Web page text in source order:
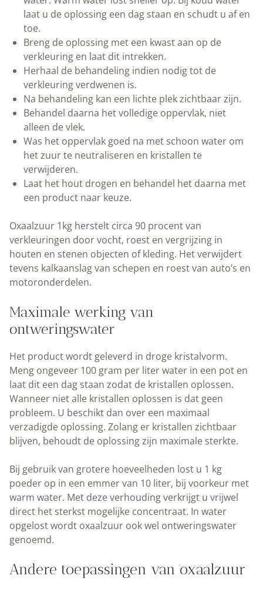
laat u de oplossing een dag staan en schudt u af en
toe.
Breng de oplossing met een kwast aan op de
verkleuring en laat dit intrekken.
Herhaal de behandeling indien nodig tot de
verkleuring verdwenen is.
Na behandeling kan een lichte plek zichtbaar zijn.
Behandel daarna het volledige oppervlak, niet
alleen de vlek.
Was het oppervlak goed na met schoon water om
het zuur te neutraliseren en kristallen te
verwijderen.
Laat het hout drogen en behandel het daarna met
een product naar keuze.
Oxaalzuur 1kg herstelt circa 90 procent van
verkleuringen door vocht, roest en vergrijzing in
houten en stenen objecten of kleding. Het verwijdert
tevens kalkaanslag van schepen en roest van auto’s en
motoronderdelen.
Maximale werking van
ontweringswater
Het product wordt geleverd in droge kristalvorm.
Meng ongeveer 100 gram per liter water in een pot en
laat dit een dag staan zodat de kristallen oplossen.
Wanneer niet alle kristallen oplossen is dat geen
probleem. U beschikt dan over een maximaal
verzadigde oplossing. Zolang er kristallen zichtbaar
blijven, behoudt de oplossing zijn maximale sterkte.
Bij gebruik van grotere hoeveelheden lost u 1 kg
poeder op in een emmer van 10 liter, bij voorkeur met
warm water. Met deze verhouding verkrijgt u vrijwel
direct het sterkst mogelijke concentraat. In water
opgelost wordt oxaalzuur ook wel ontweringswater
genoemd.
Andere toepassingen van oxaalzuur